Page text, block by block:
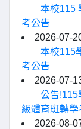
本校115
考公告
2026-07-
本校115
考公告
2026-07-
公告!115
級體育班轉學
2026-08-